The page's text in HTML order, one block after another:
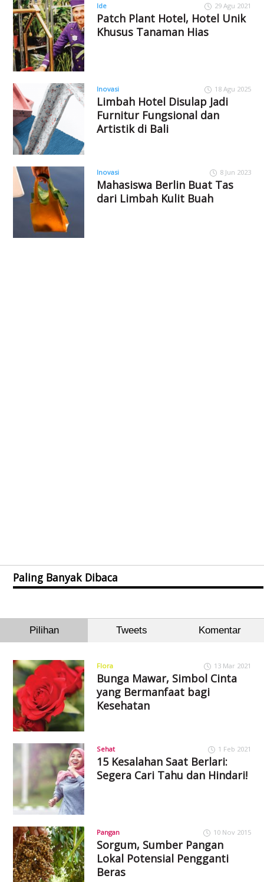
Ide 29 Agu 2021
Patch Plant Hotel, Hotel Unik
Khusus Tanaman Hias
Inovasi 18 Agu 2025
Limbah Hotel Disulap Jadi
Furnitur Fungsional dan
Artistik di Bali
Inovasi 8 Jun 2023
Mahasiswa Berlin Buat Tas
dari Limbah Kulit Buah
Paling Banyak Dibaca
Pilihan Tweets Komentar
Flora 13 Mar 2021
Bunga Mawar, Simbol Cinta
yang Bermanfaat bagi
Kesehatan
Sehat 1 Feb 2021
15 Kesalahan Saat Berlari:
Segera Cari Tahu dan Hindari!
Pangan 10 Nov 2015
Sorgum, Sumber Pangan
Lokal Potensial Pengganti
Beras